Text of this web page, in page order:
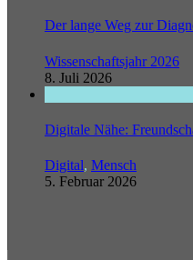
Der lange Weg zur
Wissenschaftsjahr 2026
8. Juli 2026
Digitale Nähe:
Digital, Mensch
5. Februar 2026